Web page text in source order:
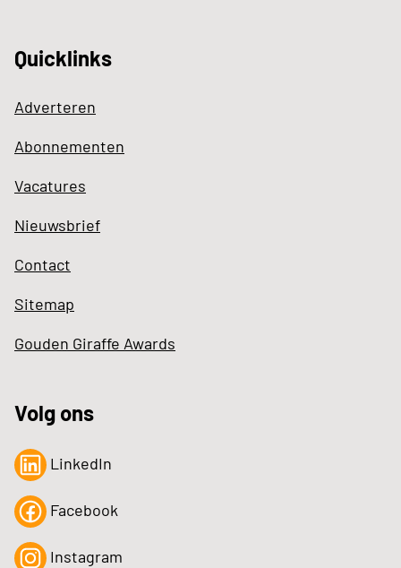
Quicklinks
Adverteren
Abonnementen
Vacatures
Nieuwsbrief
Contact
Sitemap
Gouden Giraffe Awards
Volg ons
LinkedIn
Facebook
Instagram